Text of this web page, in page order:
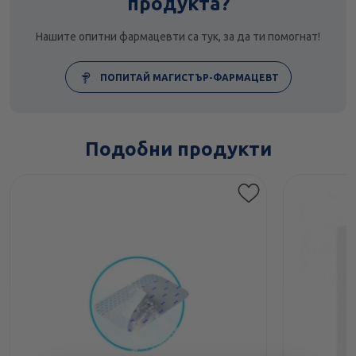
Нашите опитни фармацевти са тук, за да ти помогнат!
ПОПИТАЙ МАГИСТЪР-ФАРМАЦЕВТ
Подобни продукти